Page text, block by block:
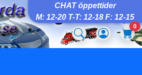
CHAT öppettider
M: 12-20 T-T: 12-18 F: 12-15
0